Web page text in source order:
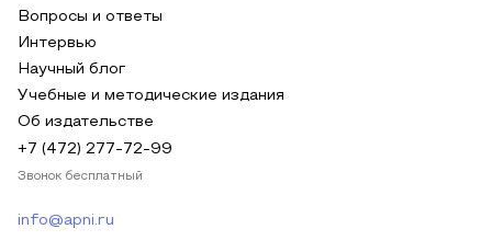
Вопросы и ответы
Интервью
Научный блог
Учебные и методические издания
Об издательстве
+7 (472) 277-72-99
Звонок бесплатный
info@apni.ru